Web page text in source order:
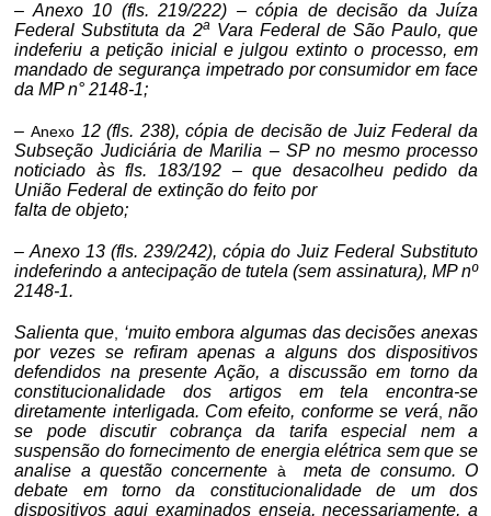
– Anexo 10 (fls. 219/222) – cópia de decisão da Juíza
Federal Substituta da 2aVara Federal de São Paulo, que
indeferiu a petição inicial e julgou extinto o processo, em
mandado de segurança impetrado por consumidor em face
da MP n° 2148-1;
– Anexo 12 (fls. 238), cópia de decisão de Juiz Federal da
Subseção Judiciária de Marilia – SP no mesmo processo
noticiado às fls. 183/192 – que desacolheu pedido da
União Federal de extinção do feito por
falta de objeto;
– Anexo 13 (fls. 239/242), cópia do Juiz Federal Substituto
indeferindo a antecipação de tutela (sem assinatura), MP nº
2148-1.
Salienta que, ‘muito embora algumas das decisões anexas
por vezes se refiram apenas a alguns dos dispositivos
defendidos na presente Ação, a discussão em torno da
constitucionalidade dos artigos em tela encontra-se
diretamente interligada. Com efeito, conforme se verá,não
se pode discutir cobrança da tarifa especial nem a
suspensão do fornecimento de energia elétrica sem que se
analise a questão concernente àmeta de consumo. O
debate em torno da constitucionalidade de um dos
dispositivos aqui examinados enseja, necessariamente, a